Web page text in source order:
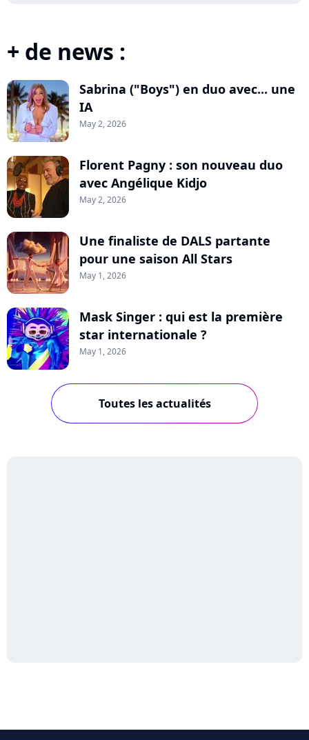
+ de news :
Sabrina ("Boys") en duo avec... une
IA
May 2, 2026
Florent Pagny : son nouveau duo
avec Angélique Kidjo
May 2, 2026
Une finaliste de DALS partante
pour une saison All Stars
May 1, 2026
Mask Singer : qui est la première
star internationale ?
May 1, 2026
Toutes les actualités